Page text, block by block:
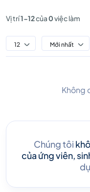
Vị trí1-12của0việc làm
12 Mới nhất
Không
Chúng tôi
của ứng viên,